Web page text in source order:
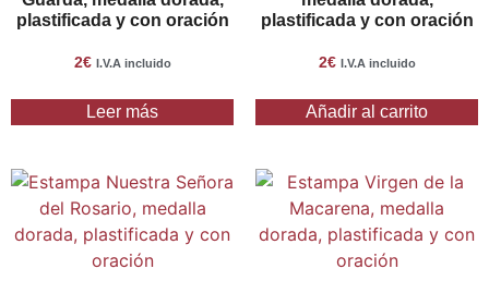
plastificada y con oración
2€ I.V.A incluido
Leer más
plastificada y con oración
2€ I.V.A incluido
Añadir al carrito